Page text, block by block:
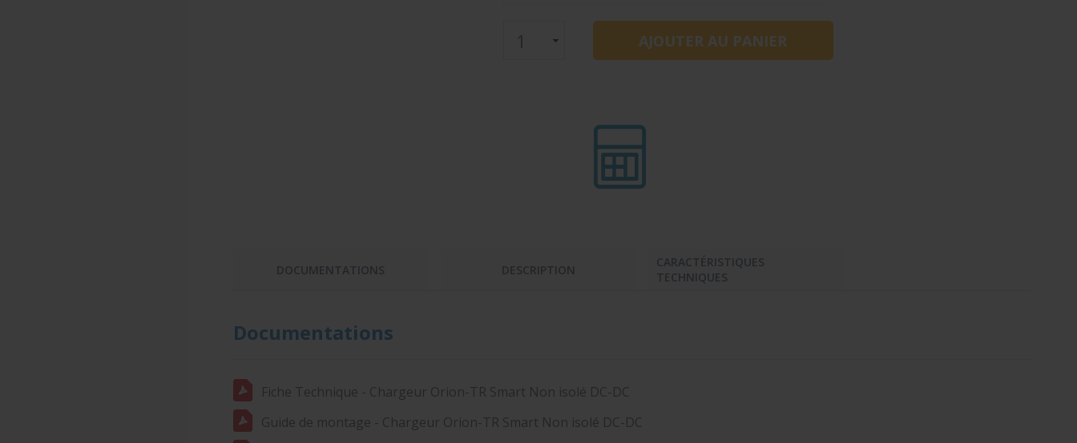
DOCUMENTATIONS DESCRIPTION
CARACTÉRISTIQUES
TECHNIQUES
Documentations
Fiche Technique - Chargeur Orion-TR Smart Non isolé DC-DC
Guide de montage - Chargeur Orion-TR Smart Non isolé DC-DC